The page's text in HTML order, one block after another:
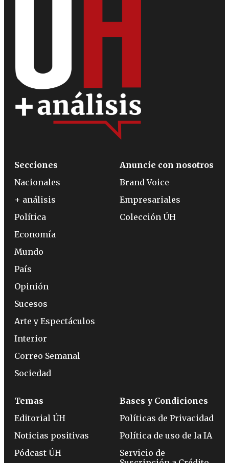
Secciones
Nacionales
+ análisis
Política
Economía
Mundo
País
Opinión
Sucesos
Arte y Espectáculos
Interior
Correo Semanal
Sociedad
Anuncie con nosotros
Brand Voice
Empresariales
Colección ÚH
Temas
Editorial ÚH
Noticias positivas
Pódcast ÚH
Bases y Condiciones
Políticas de Privacidad
Política de uso de la IA
Servicio de